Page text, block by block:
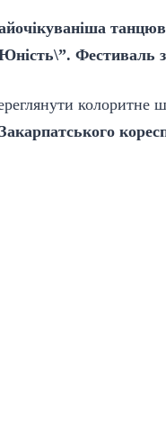
Фестиваль
колоритне